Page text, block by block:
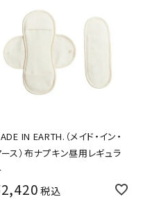
IN EARTH.（メイド・イン・
ース）布ナプキン昼用レギュラ
2,420 税込